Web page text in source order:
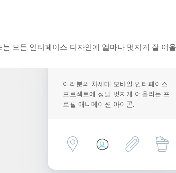
모든 인터페이스 디자인에 얼마나 멋지게 잘 어
여러분의 차세대 모바일 인터페이스
프로젝트에 정말 멋지게 어울리는 프
로필 애니메이션 아이콘.